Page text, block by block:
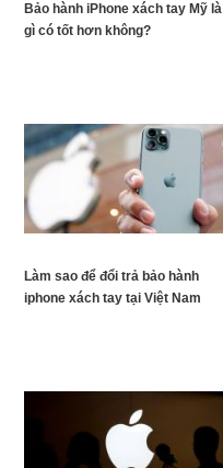
Bảo hành iPhone xách tay Mỹ là
gì có tốt hơn không?
Làm sao để đổi trả bảo hành
iphone xách tay tại Việt Nam